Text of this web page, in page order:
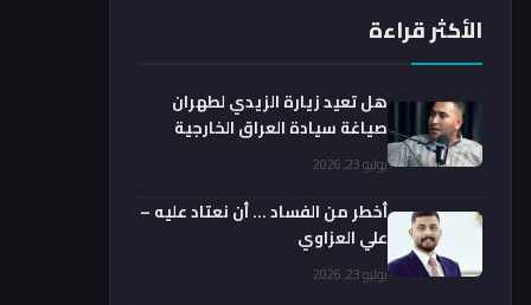
الأكثر قراءة
هل تعيد زيارة الزيدي لطهران
صياغة سيادة العراق الخارجية
فعليا؟.. باحث يوضحيوليو 23, 2026
أخطر من الفساد … أن نعتاد عليه –
علي العزاوي
يوليو 23, 2026